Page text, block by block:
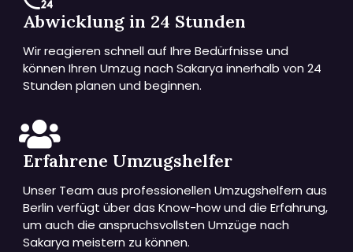
Abwicklung in 24 Stunden
Wir reagieren schnell auf Ihre Bedürfnisse und
können Ihren Umzug nach Sakarya innerhalb von 24
Stunden planen und beginnen.
Erfahrene Umzugshelfer
Unser Team aus professionellen Umzugshelfern aus
Berlin verfügt über das Know-how und die Erfahrung,
um auch die anspruchsvollsten Umzüge nach
Sakarya meistern zu können.